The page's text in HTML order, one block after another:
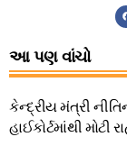
આ પણ વાંચો
કેન્દ્રીય મંત્રી
હાઈકોર્ટમાંથી મોટી